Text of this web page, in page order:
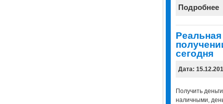
Подробнее
сегодня
Дата:
Получить
наличными,